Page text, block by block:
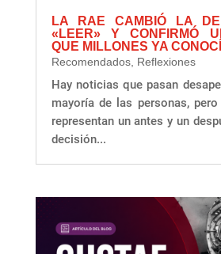
LA RAE CAMBIÓ LA
«LEER» Y CONFIRMÓ
QUE MILLONES YA
Recomendados, Reflexiones
Hay noticias que pasan
mayoría de las personas,
representan un antes y un
decisión...